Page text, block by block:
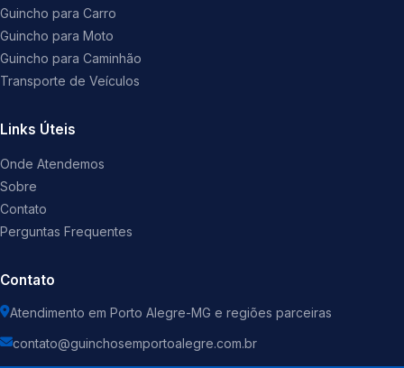
Guincho para Carro
Guincho para Moto
Guincho para Caminhão
Transporte de Veículos
Links Úteis
Onde Atendemos
Sobre
Contato
Perguntas Frequentes
Contato
Atendimento em Porto Alegre-MG e regiões parceiras
contato@guinchosemportoalegre.com.br